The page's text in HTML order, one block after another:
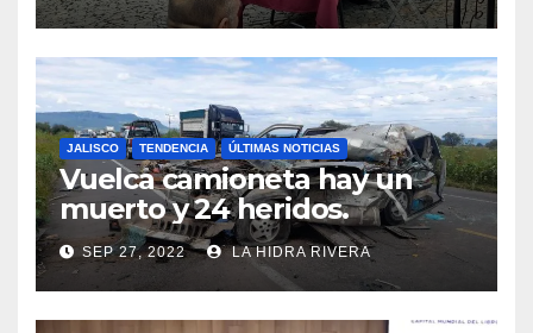
JALISCO TENDENCIA ÚLTIMAS NOTICIAS
Vuelca camioneta hay un
muerto y 24 heridos.
SEP 27, 2022 LA HIDRA RIVERA